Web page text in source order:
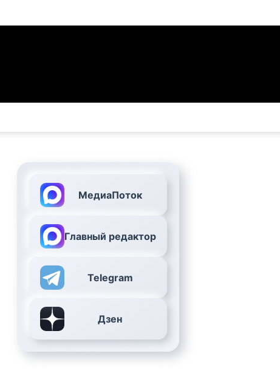
МедиаПоток
Главный редактор
Telegram
Дзен